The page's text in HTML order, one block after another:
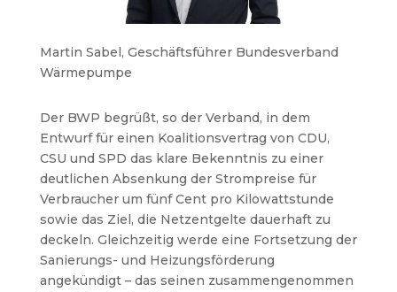
Martin Sabel, Geschäftsführer Bundesverband
Wärmepumpe
Der BWP begrüßt, so der Verband, in dem
Entwurf für einen Koalitionsvertrag von CDU,
CSU und SPD das klare Bekenntnis zu einer
deutlichen Absenkung der Strompreise für
Verbraucher um fünf Cent pro Kilowattstunde
sowie das Ziel, die Netzentgelte dauerhaft zu
deckeln. Gleichzeitig werde eine Fortsetzung der
Sanierungs- und Heizungsförderung
angekündigt – das seinen zusammengenommen